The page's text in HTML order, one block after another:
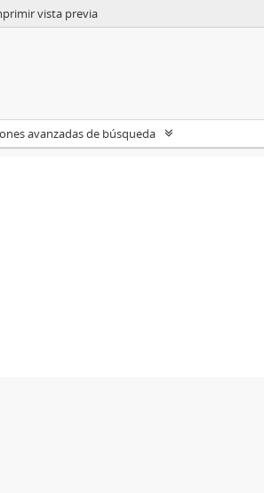
vista previa
avanzadas de búsqueda